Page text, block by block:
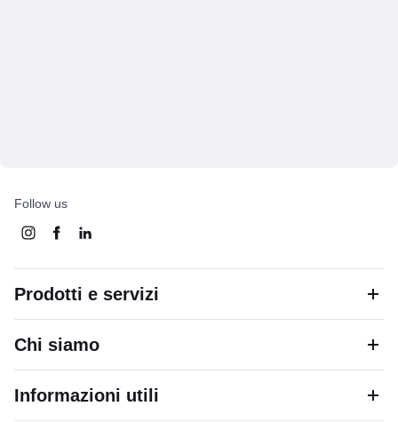
Follow us
Prodotti e servizi
Chi siamo
Informazioni utili